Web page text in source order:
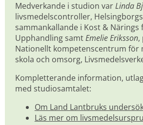
Medverkande i studion var Linda
livsmedelscontroller,
sammankallande i Kost & Närings
Upphandling samt Emelie Eriksson,
Nationellt kompetenscentrum för
skola och omsorg,
Kompletterande information,
med studiosamtalet:
Om Land Lantbruks
Läs mer om